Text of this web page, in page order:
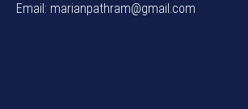
Email: marianpathram@gmail.com